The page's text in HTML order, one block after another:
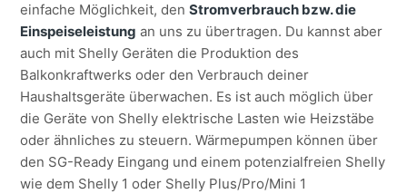
einfache Möglichkeit, denStromverbrauch bzw. die
Einspeiseleistung an uns zu übertragen. Du kannst aber
auch mit Shelly Geräten die Produktion des
Balkonkraftwerks oder den Verbrauch deiner
Haushaltsgeräte überwachen. Es ist auch möglich über
die Geräte von Shelly elektrische Lasten wie Heizstäbe
oder ähnliches zu steuern. Wärmepumpen können über
den SG-Ready Eingang und einem potenzialfreien Shelly
wie dem Shelly 1 oder Shelly Plus/Pro/Mini 1